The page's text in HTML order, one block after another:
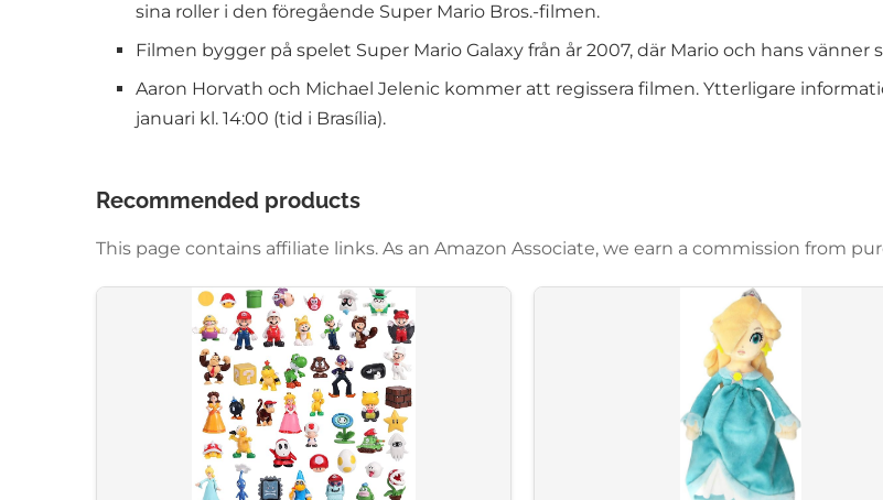
sina roller i den föregående Super Mario Bros.-filmen.
Filmen bygger på spelet Super Mario Galaxy från år 2007, där Mario och hans
Aaron Horvath och Michael Jelenic kommer att regissera filmen. Ytterligare
januari kl. 14:00 (tid i Brasília).
Recommended products
This page contains affiliate links. As an Amazon Associate, we earn a commission from